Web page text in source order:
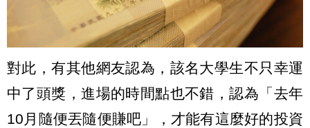
對此，有其他網友認為，該名大學生不只幸運
中了頭獎，進場的時間點也不錯，認為「去年
10月隨便丟隨便賺吧」，才能有這麼好的投資